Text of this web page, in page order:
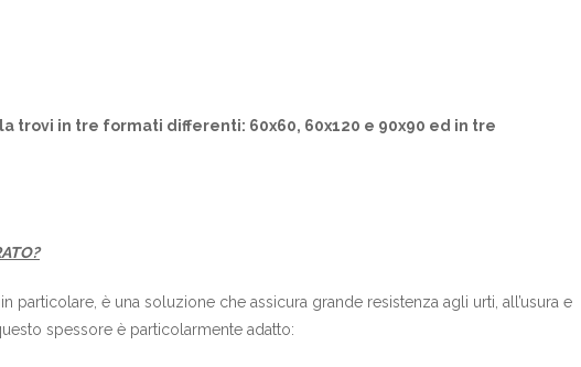
trovi in tre formati differenti: 60x60, 60x120 e 90x90 ed in tre
particolare, è una soluzione che assicura grande resistenza agli urti, all’usura e
spessore è particolarmente adatto: